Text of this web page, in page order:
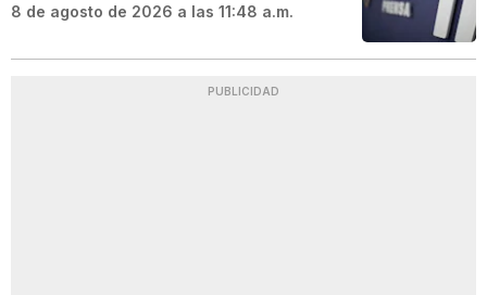
8 de agosto de 2026 a las 11:48 a.m.
PUBLICIDAD